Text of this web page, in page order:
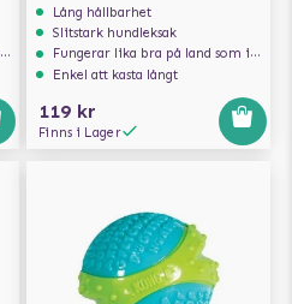
Lång hållbarhet
Slitstark hundleksak
Fungerar lika bra på land som i vatten
Enkel att kasta långt
119 kr
Finns i Lager